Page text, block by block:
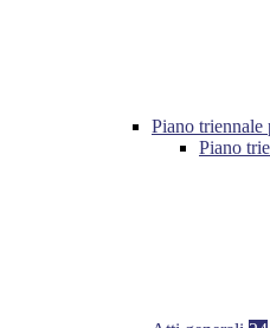
Piano triennale
Piano